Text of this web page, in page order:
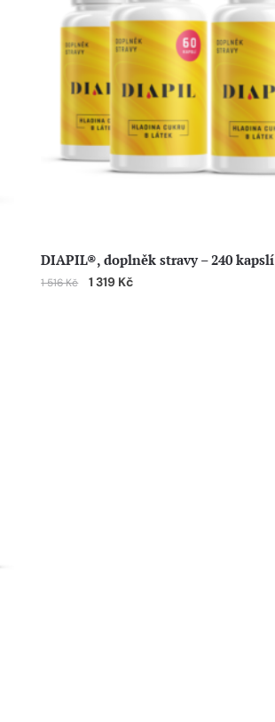
DIAPIL®, doplněk stravy – 240 kapslí
1 516Kč 1 319 Kč